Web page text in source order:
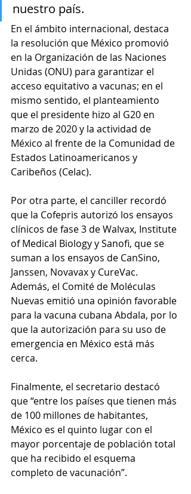
nuestro país.
En el ámbito internacional, destaca
la resolución que México promovió
en la Organización de las Naciones
Unidas (ONU) para garantizar el
acceso equitativo a vacunas; en el
mismo sentido, el planteamiento
que el presidente hizo al G20 en
marzo de 2020 y la actividad de
México al frente de la Comunidad de
Estados Latinoamericanos y
Caribeños (Celac).
Por otra parte, el canciller recordó
que la Cofepris autorizó los ensayos
clínicos de fase 3 de Walvax, Institute
of Medical Biology y Sanofi, que se
suman a los ensayos de CanSino,
Janssen, Novavax y CureVac.
Además, el Comité de Moléculas
Nuevas emitió una opinión favorable
para la vacuna cubana Abdala, por lo
que la autorización para su uso de
emergencia en México está más
cerca.
Finalmente, el secretario destacó
que “entre los países que tienen más
de 100 millones de habitantes,
México es el quinto lugar con el
mayor porcentaje de población total
que ha recibido el esquema
completo de vacunación”.